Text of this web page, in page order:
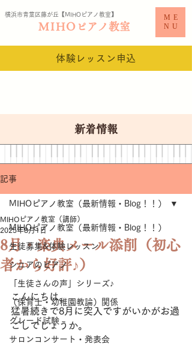
横浜市青葉区藤が丘【MIHO ピアノ教室​】
MIHO ピアノ教室
ME
NU
体験レッスン申込
新着情報
記事
MIHOピアノ教室（最新情報・Blog！！）
生徒募集&体験レッスン
シニアのピアノ
「生徒さんの声」シリーズ♪
（保育士・幼稚園教論）関係
グレード試験
サロンコンサート・発表会
MIHOピアノ教室（最新情報・Blog！！）
8月・楽典メール添削（初心
者から好評♪）
MIHOピアノ教室（講師）
2025年8月1日
こんにちは。
猛暑続きで8月に突入ですがいかがお過
ごしでしょうか。